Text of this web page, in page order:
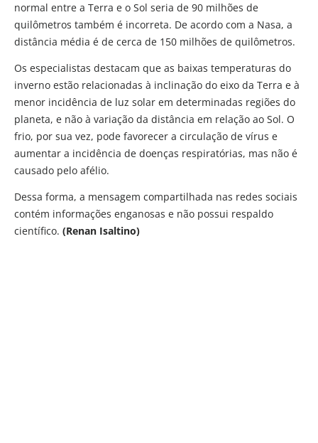
normal entre a Terra e o Sol seria de 90 milhões de
quilômetros também é incorreta. De acordo com a Nasa, a
distância média é de cerca de 150 milhões de quilômetros.
Os especialistas destacam que as baixas temperaturas do
inverno estão relacionadas à inclinação do eixo da Terra e à
menor incidência de luz solar em determinadas regiões do
planeta, e não à variação da distância em relação ao Sol. O
frio, por sua vez, pode favorecer a circulação de vírus e
aumentar a incidência de doenças respiratórias, mas não é
causado pelo afélio.
Dessa forma, a mensagem compartilhada nas redes sociais
contém informações enganosas e não possui respaldo
científico. (Renan Isaltino)